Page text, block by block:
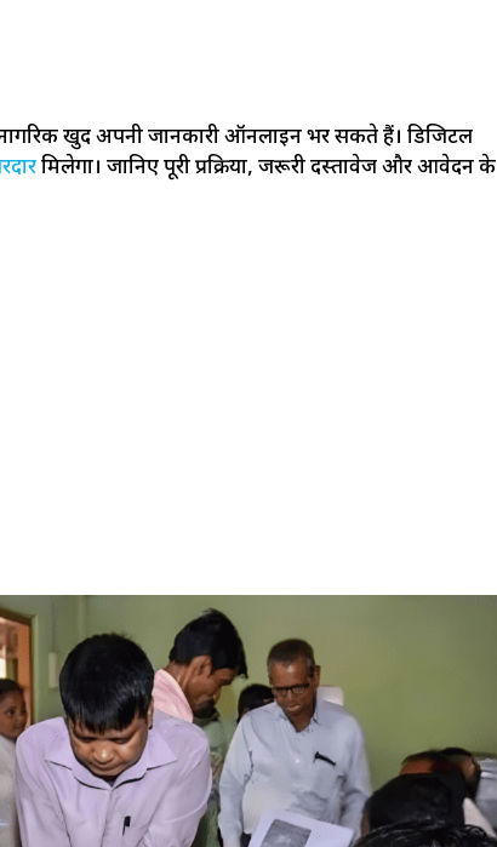
खुद अपनी जानकारी ऑनलाइन भर सकते हैं। डिजिटल
मिलेगा। जानिए पूरी प्रक्रिया, जरूरी दस्तावेज और आवेदन के